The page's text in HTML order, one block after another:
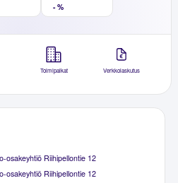
- %
Toimipaikat Verkkolaskutus
osakeyhtiö Riihipellontie 12
osakeyhtiö Riihipellontie 12